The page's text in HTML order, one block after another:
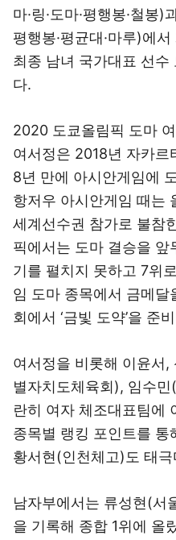
마·링·도마·평행봉·철봉
평행봉·평균대·마루)에
최종 남녀 국가대표 선수
다.
2020 도쿄올림픽 도마
여서정은 2018년 자카르
8년 만에 아시안게임에
항저우 아시안게임 때는
세계선수권 참가로 불참
픽에서는 도마 결승을 앞
기를 펼치지 못하고 7위
임 도마 종목에서 금메달
회에서 ‘금빛 도약’을 준
여서정을 비롯해 이윤서,
별자치도체육회), 임수
란히 여자 체조대표팀에
종목별 랭킹 포인트를
황서현(인천체고)도 태
남자부에서는 류성현(서
을 기록해 종합 1위에 올